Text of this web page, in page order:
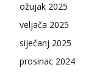
ožujak 2025
veljača 2025
siječanj 2025
prosinac 2024